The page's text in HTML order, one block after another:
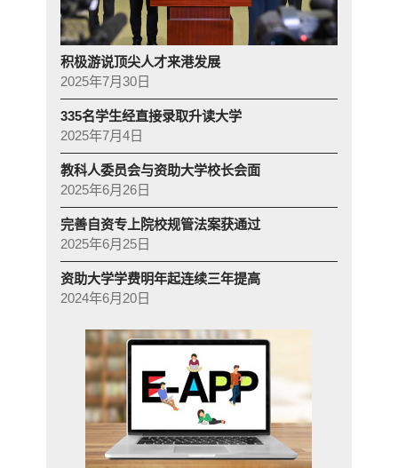
积极游说顶尖人才来港发展
2025年7月30日
335名学生经直接录取升读大学
2025年7月4日
教科人委员会与资助大学校长会面
2025年6月26日
完善自资专上院校规管法案获通过
2025年6月25日
资助大学学费明年起连续三年提高
2024年6月20日